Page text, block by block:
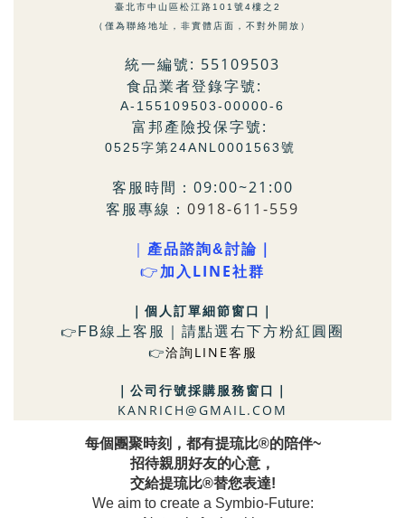
臺北市中山區松江路101號4樓之2
（僅為聯絡地址，非實體店面，不對外開放）
統一編號: 55109503
食品業者登錄字號:
A-155109503-00000-6
富邦產險投保字號:
0525字第24ANL0001563號
客服時間：09:00~21:00
客服專線： 0918-611-559
產品諮詢&討論｜
👉 加入 LINE社群
｜個人訂單細節窗口
👉 FB線上客服｜請點選右下方粉紅圓圈
👉洽詢LINE客服
公司行號採購服務窗口
KANRICH@GMAIL.COM
每個團聚時刻，都有提琉比®的陪伴~
招待親朋好友的心意，
交給提琉比®替您表達!
We aim to create a Symbio-Future: